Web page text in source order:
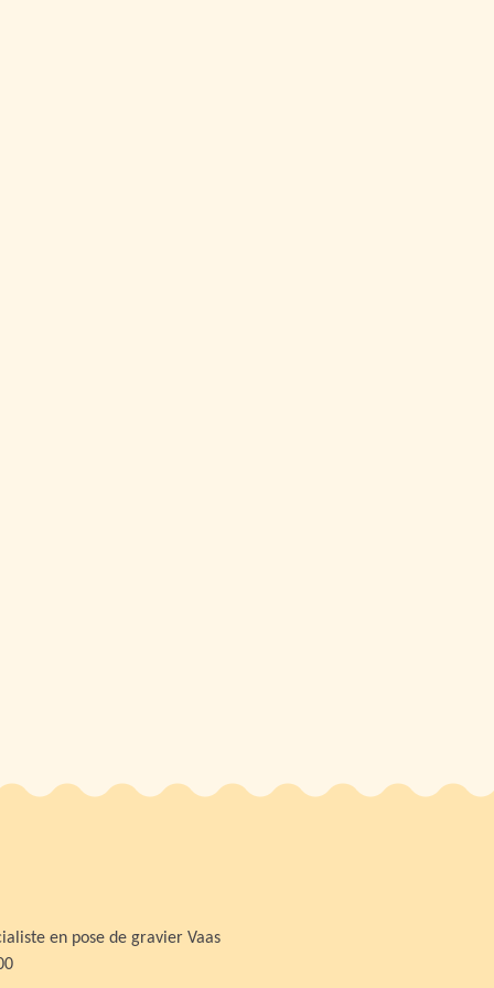
en pose de gravier Vaas